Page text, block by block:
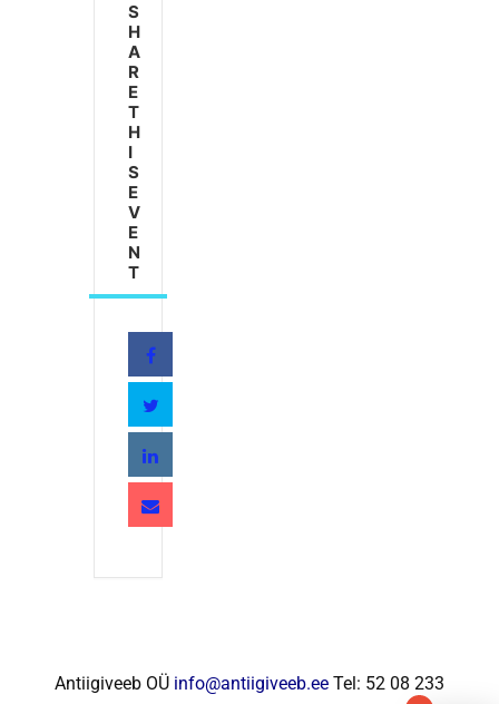
S
H
A
R
E
T
H
I
S
E
V
E
N
T
Antiigiveeb OÜ info@antiigiveeb.ee Tel: 52 08 233